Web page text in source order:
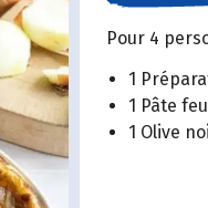
Pour 4
1
1 Pâte
1 Olive